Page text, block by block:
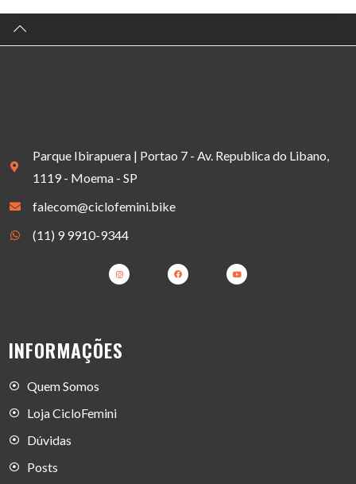
Parque Ibirapuera | Portao 7 - Av. Republica do Libano,
1119 - Moema - SP
falecom@ciclofemini.bike
(11) 9 9910-9344
INFORMAÇÕES
Quem Somos
Loja CicloFemini
Dúvidas
Posts